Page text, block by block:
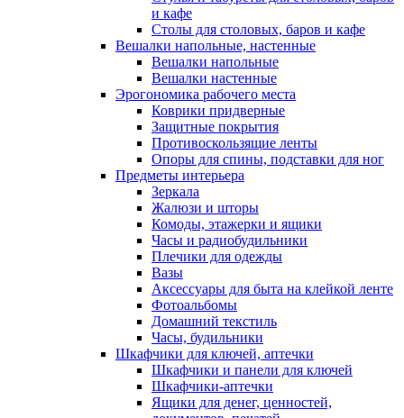
и кафе
Столы для столовых, баров и кафе
Вешалки напольные, настенные
Вешалки напольные
Вешалки настенные
Эрогономика рабочего места
Коврики придверные
Защитные покрытия
Противоскользящие ленты
Опоры для спины, подставки для ног
Предметы интерьера
Зеркала
Жалюзи и шторы
Комоды, этажерки и ящики
Часы и радиобудильники
Плечики для одежды
Вазы
Аксессуары для быта на клейкой ленте
Фотоальбомы
Домашний текстиль
Часы, будильники
Шкафчики для ключей, аптечки
Шкафчики и панели для ключей
Шкафчики-аптечки
Ящики для денег, ценностей,